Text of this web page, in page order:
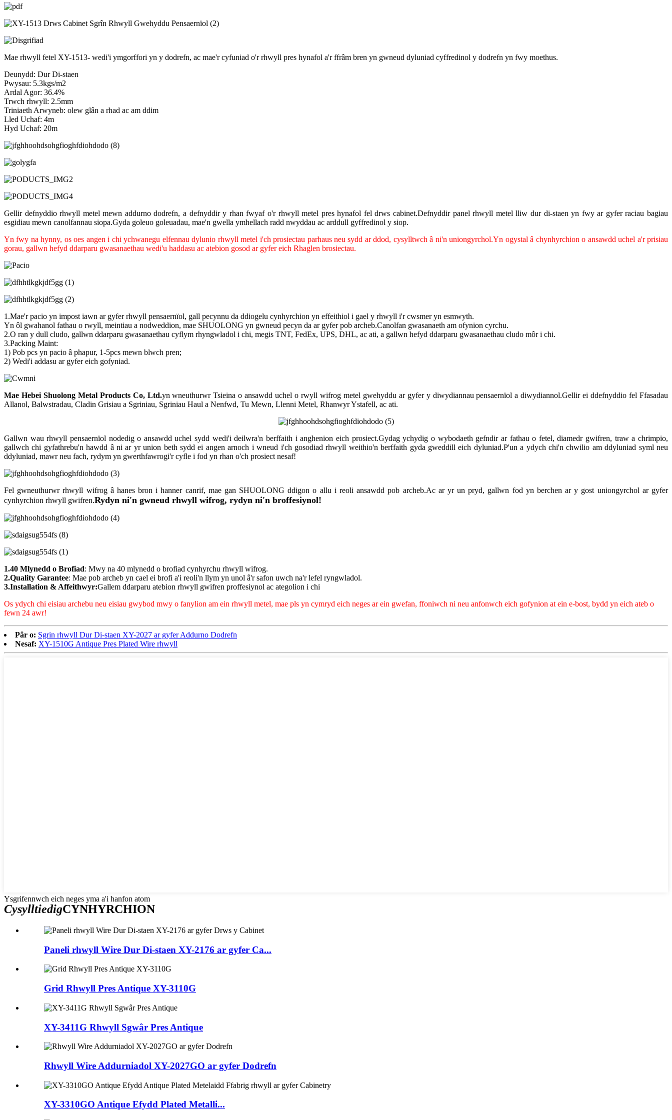
Mae rhwyll fetel XY-1513- wedi'i ymgorffori yn y dodrefn, ac mae'r cyfuniad o'r rhwyll pres hynafol a'r ffrâm bren yn gwneud dyluniad cyffredinol y dodrefn yn fwy moethus.
Deunydd: Dur Di-staen
Pwysau: 5.3kgs/m2
Ardal Agor: 36.4%
Trwch rhwyll: 2.5mm
Triniaeth Arwyneb: olew glân a rhad ac am ddim
Lled Uchaf: 4m
Hyd Uchaf: 20m
Gellir defnyddio rhwyll metel mewn addurno dodrefn, a defnyddir y rhan fwyaf o'r rhwyll metel pres hynafol fel drws cabinet.Defnyddir panel rhwyll metel lliw dur di-staen yn fwy ar gyfer raciau bagiau
esgidiau mewn canolfannau siopa.Gyda goleuo goleuadau, mae'n gwella ymhellach radd nwyddau ac arddull gyffredinol y siop.
Yn fwy na hynny, os oes angen i chi ychwanegu elfennau dylunio rhwyll metel i'ch prosiectau parhaus neu sydd ar ddod, cysylltwch â ni'n uniongyrchol.Yn ogystal â chynhyrchion o ansawdd uchel a'r prisiau
gorau, gallwn hefyd ddarparu gwasanaethau wedi'u haddasu ac atebion gosod ar gyfer eich Rhaglen brosiectau.
1.Mae'r pacio yn impost iawn ar gyfer rhwyll pensaernïol, gall pecynnu da ddiogelu cynhyrchion yn effeithiol i gael y rhwyll i'r cwsmer yn esmwyth.
Yn ôl gwahanol fathau o rwyll, meintiau a nodweddion, mae SHUOLONG yn gwneud pecyn da ar gyfer pob archeb.Canolfan gwasanaeth am ofynion cyrchu.
2.O ran y dull cludo, gallwn ddarparu gwasanaethau cyflym rhyngwladol i chi, megis TNT, FedEx, UPS, DHL, ac ati, a gallwn hefyd ddarparu gwasanaethau cludo môr i chi.
3.Packing Maint:
1) Pob pcs yn pacio â phapur, 1-5pcs mewn blwch pren;
2) Wedi'i addasu ar gyfer eich gofyniad.
Mae Hebei Shuolong Metal Products Co, Ltd.yn wneuthurwr Tsieina o ansawdd uchel o rwyll wifrog metel gwehyddu ar gyfer y diwydiannau pensaernïol a diwydiannol.Gellir ei ddefnyddio fel Ffasadau
Allanol, Balwstradau, Cladin Grisiau a Sgriniau, Sgriniau Haul a Nenfwd, Tu Mewn, Llenni Metel, Rhanwyr Ystafell, ac ati.
Gallwn wau rhwyll pensaernïol nodedig o ansawdd uchel sydd wedi'i deilwra'n berffaith i anghenion eich prosiect.Gydag ychydig o wybodaeth gefndir ar fathau o fetel, diamedr gwifren, traw a chrimpio,
gallwch chi gyfathrebu'n hawdd â ni ar yr union beth sydd ei angen arnoch i wneud i'ch gosodiad rhwyll weithio'n berffaith gyda gweddill eich dyluniad.P'un a ydych chi'n chwilio am ddyluniad syml neu
ddyluniad, mawr neu fach, rydym yn gwerthfawrogi'r cyfle i fod yn rhan o'ch prosiect nesaf!
Fel gwneuthurwr rhwyll wifrog â hanes bron i hanner canrif, mae gan SHUOLONG ddigon o allu i reoli ansawdd pob archeb.Ac ar yr un pryd, gallwn fod yn berchen ar y gost uniongyrchol ar gyfer
cynhyrchion rhwyll gwifren.Rydyn ni'n gwneud rhwyll wifrog, rydyn ni'n broffesiynol!
1.40 Mlynedd o Brofiad: Mwy na 40 mlynedd o brofiad cynhyrchu rhwyll wifrog.
2.Quality Garantee: Mae pob archeb yn cael ei brofi a'i reoli'n llym yn unol â'r safon uwch na'r lefel ryngwladol.
3.Installation & Affeithwyr:Gallem ddarparu atebion rhwyll gwifren proffesiynol ac ategolion i chi
Os ydych chi eisiau archebu neu eisiau gwybod mwy o fanylion am ein rhwyll metel, mae pls yn cymryd eich neges ar ein gwefan, ffoniwch ni neu anfonwch eich gofynion at ein e-bost, bydd yn eich ateb o
fewn 24 awr!
Pâr o: Sgrin rhwyll Dur Di-staen XY-2027 ar gyfer Addurno Dodrefn
Nesaf: XY-1510G Antique Pres Plated Wire rhwyll
Ysgrifennwch eich neges yma a'i hanfon atom
CysylltiedigCYNHYRCHION
Paneli rhwyll Wire Dur Di-staen XY-2176 ar gyfer Ca...
Grid Rhwyll Pres Antique XY-3110G
XY-3411G Rhwyll Sgwâr Pres Antique
Rhwyll Wire Addurniadol XY-2027GO ar gyfer Dodrefn
XY-3310GO Antique Efydd Plated Metalli...